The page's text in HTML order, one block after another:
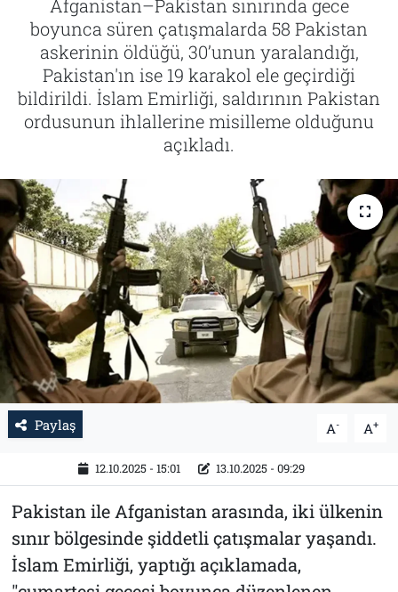
Afganistan–Pakistan sınırında gece
boyunca süren çatışmalarda 58 Pakistan
askerinin öldüğü, 30’unun yaralandığı,
Pakistan'ın ise 19 karakol ele geçirdiği
bildirildi. İslam Emirliği, saldırının Pakistan
ordusunun ihlallerine misilleme olduğunu
açıkladı.
Paylaş A- A+
12.10.2025 - 15:01 13.10.2025 - 09:29
Pakistan ile Afganistan arasında, iki ülkenin
sınır bölgesinde şiddetli çatışmalar yaşandı.
İslam Emirliği, yaptığı açıklamada,
Tarih
İletişim
Künye